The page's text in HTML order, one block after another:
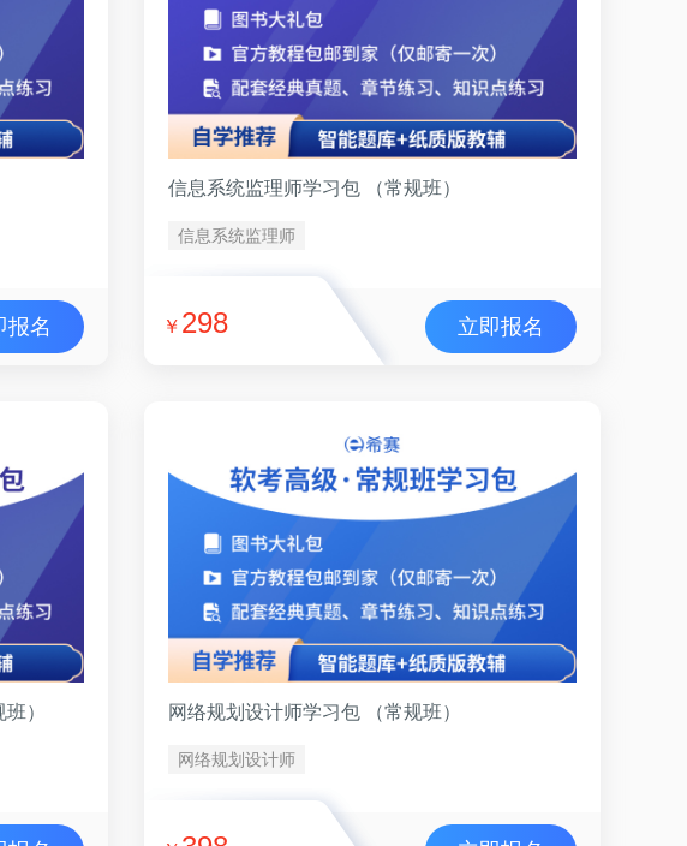
报名
信息系统监理师学习包 （常规班）
信息系统监理师
￥ 298 立即报名
） 网络规划设计师学习包 （常规班）
网络规划设计师